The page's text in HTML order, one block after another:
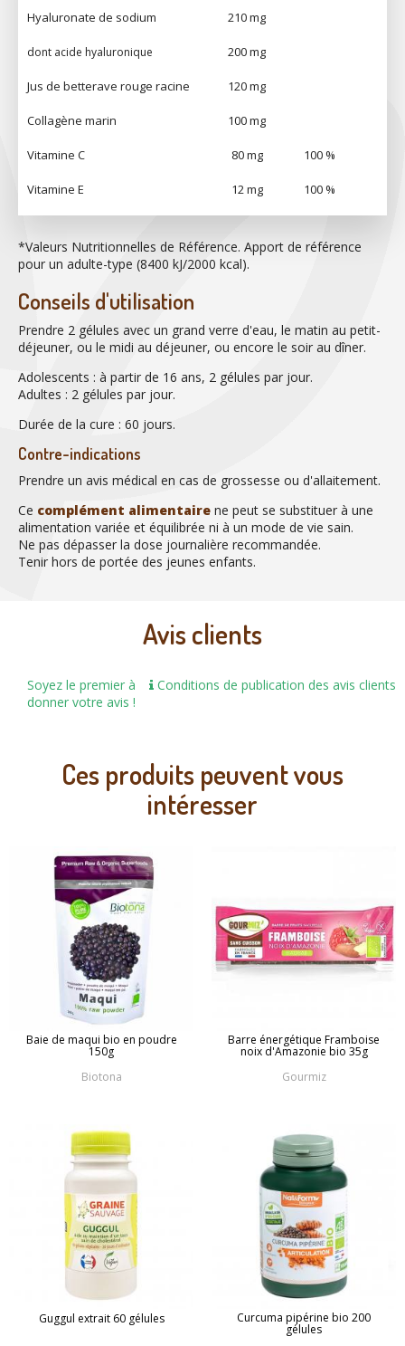
Hyaluronate de sodium 210 mg
dont acide hyaluronique 200 mg
Jus de betterave rouge racine 120 mg
Collagène marin 100 mg
Vitamine C 80 mg 100 %
Vitamine E 12 mg 100 %
*Valeurs Nutritionnelles de Référence. Apport de référence
pour un adulte-type (8400 kJ/2000 kcal).
Conseils d'utilisation
Prendre 2 gélules avec un grand verre d'eau, le matin au petit-
déjeuner, ou le midi au déjeuner, ou encore le soir au dîner.
Adolescents : à partir de 16 ans, 2 gélules par jour.
Adultes : 2 gélules par jour.
Durée de la cure : 60 jours.
Contre-indications
Prendre un avis médical en cas de grossesse ou d'allaitement.
Ce complément alimentaire ne peut se substituer à une
alimentation variée et équilibrée ni à un mode de vie sain.
Ne pas dépasser la dose journalière recommandée.
Tenir hors de portée des jeunes enfants.
Avis clients
Conditions de publication des avis clients
Soyez le premier à
donner votre avis !
Ces produits peuvent vous
intéresser
Baie de maqui bio en poudre
150g
Biotona
Barre énergétique Framboise
noix d'Amazonie bio 35g
Gourmiz
Guggul extrait 60 gélules Curcuma pipérine bio 200
gélules